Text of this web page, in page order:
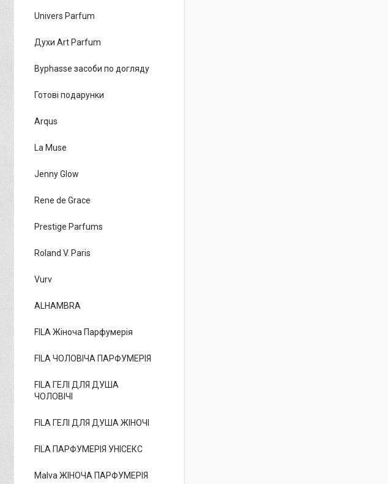
Univers Parfum
Духи Art Parfum
Byphasse засоби по догляду
Готові подарунки
Arqus
La Muse
Jenny Glow
Rene de Grace
Prestige Parfums
Roland V. Paris
Vurv
ALHAMBRA
FILA Жіноча Парфумерія
FILA ЧОЛОВІЧА ПАРФУМЕРІЯ
FILA ГЕЛІ ДЛЯ ДУША
ЧОЛОВІЧІ
FILA ГЕЛІ ДЛЯ ДУША ЖІНОЧІ
FILA ПАРФУМЕРІЯ УНІСЕКС
Malva ЖІНОЧА ПАРФУМЕРІЯ